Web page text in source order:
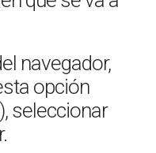
navegador,
opción
seleccionar